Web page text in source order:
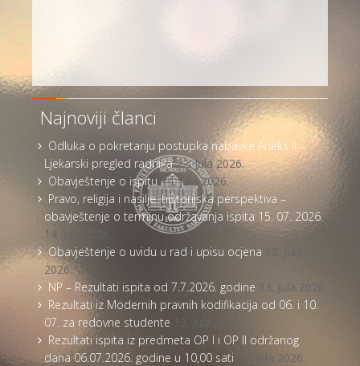
Najnoviji članci
Odluka o pokretanju postupka nabavke Aneks II –
Ljekarski pregled radnika 22. Jula 2026.
Obavještenje o ispitu 14. Jula 2026.
Pravo, religija i nasilje: historijska perspektiva –
obavještenje o terminu održavanja ispita 15. 07. 2026.
14. Jula 2026.
Obavještenje o uvidu u rad i upisu ocjena
2026.
NP – Rezultati ispita od 7.7.2026. godine 13. Jula 2026.
Rezultati iz Modernih pravnih kodifikacija od 06. i 10.
07. za redovne studente 13. Jula 2026.
Rezultati ispita iz predmeta OP I i OP II održanog
dana 06.07.2026. godine u 10,00 sati
13. Jula 2026.